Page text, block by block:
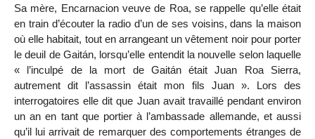
Sa mère, Encarnacion veuve de Roa, se rappelle qu’elle était
en train d’écouter la radio d’un de ses voisins, dans la maison
où elle habitait, tout en arrangeant un vêtement noir pour porter
le deuil de Gaitán, lorsqu’elle entendit la nouvelle selon laquelle
« l’inculpé de la mort de Gaitán était Juan Roa Sierra,
autrement dit l’assassin était mon fils Juan ». Lors des
interrogatoires elle dit que Juan avait travaillé pendant environ
un an en tant que portier à l’ambassade allemande, et aussi
qu’il lui arrivait de remarquer des comportements étranges de